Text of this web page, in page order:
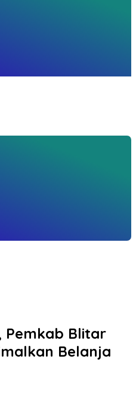
Pemkab Blitar
Belanja